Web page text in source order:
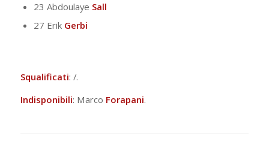
23 Abdoulaye Sall
27 Erik Gerbi
Squalificati: /.
Indisponibili: Marco Forapani.